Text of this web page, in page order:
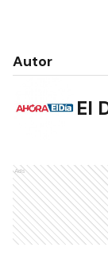
Autor
El
Ads